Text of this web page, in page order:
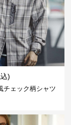
)
チェック柄シャツ